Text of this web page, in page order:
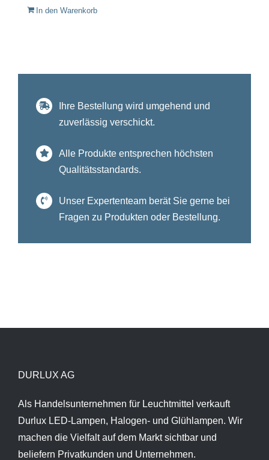
In den Warenkorb
Ihre Bestellung wird umgehend und
zuverlässig verschickt.
Alle Produkte entsprechen höchsten
Qualitätsstandards.
Unser Expertenteam berät Sie gerne bei
Fragen zu Produkten oder Bestellung.
DURLUX AG
Als Handelsunternehmen für Leuchtmittel verkauft
Durlux LED-Lampen, Halogen- und Glühlampen. Wir
machen die Vielfalt auf dem Markt sichtbar und
beliefern Privatkunden und Unternehmen.